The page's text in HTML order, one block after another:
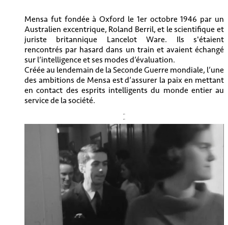
Mensa fut fondée à Oxford le 1er octobre 1946 par un
Australien excentrique, Roland Berril, et le scientifique et
juriste britannique Lancelot Ware. Ils s'étaient
rencontrés par hasard dans un train et avaient échangé
sur l’intelligence et ses modes d’évaluation.
Créée au lendemain de la Seconde Guerre mondiale, l’une
des ambitions de Mensa est d’assurer la paix en mettant
en contact des esprits intelligents du monde entier au
service de la société.